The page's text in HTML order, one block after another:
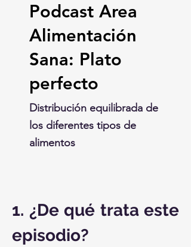
Podcast Area
Alimentación
Sana: Plato
perfecto
Distribución equilibrada de
los diferentes tipos de
alimentos
1. ¿De qué trata este
episodio?